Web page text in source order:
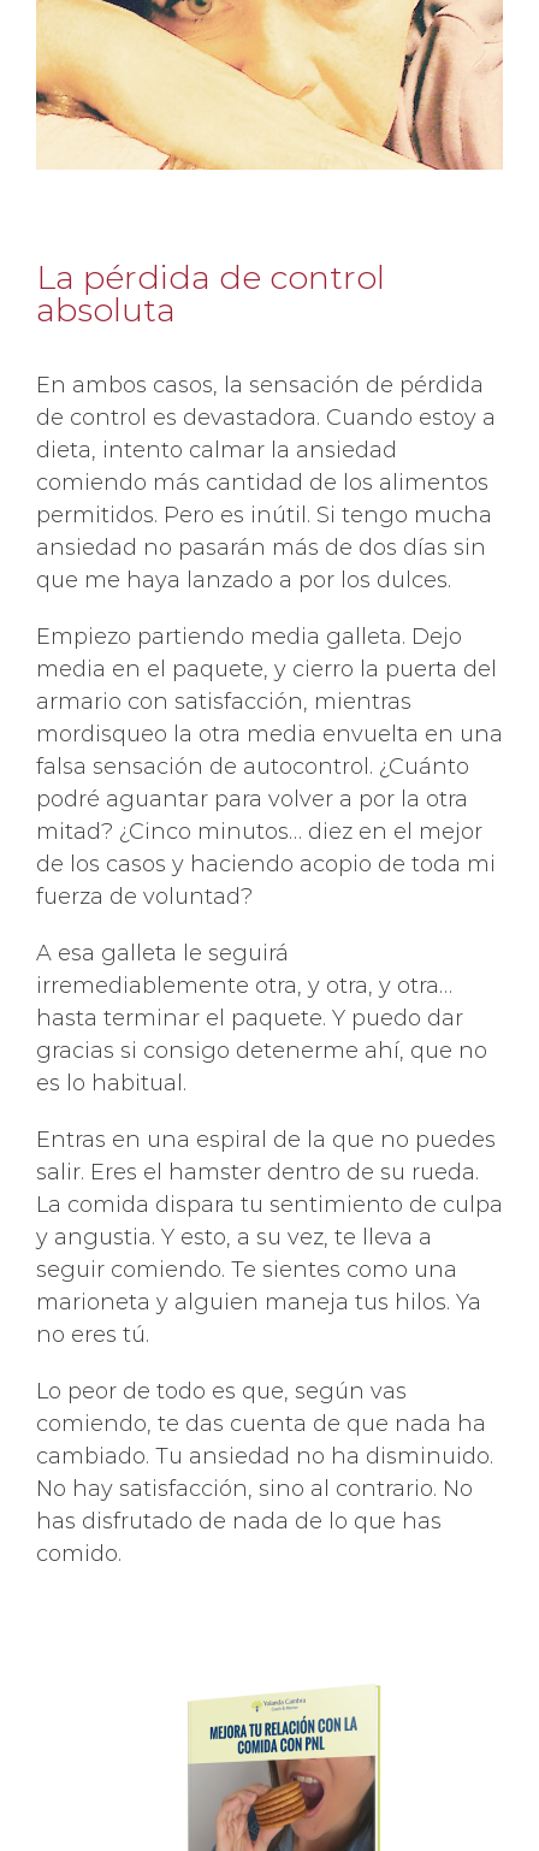
La pérdida de control
absoluta
En ambos casos, la sensación de pérdida
de control es devastadora. Cuando estoy a
dieta, intento calmar la ansiedad
comiendo más cantidad de los alimentos
permitidos. Pero es inútil. Si tengo mucha
ansiedad no pasarán más de dos días sin
que me haya lanzado a por los dulces.
Empiezo partiendo media galleta. Dejo
media en el paquete, y cierro la puerta del
armario con satisfacción, mientras
mordisqueo la otra media envuelta en una
falsa sensación de autocontrol. ¿Cuánto
podré aguantar para volver a por la otra
mitad? ¿Cinco minutos… diez en el mejor
de los casos y haciendo acopio de toda mi
fuerza de voluntad?
A esa galleta le seguirá
irremediablemente otra, y otra, y otra…
hasta terminar el paquete. Y puedo dar
gracias si consigo detenerme ahí, que no
es lo habitual.
Entras en una espiral de la que no puedes
salir. Eres el hamster dentro de su rueda.
La comida dispara tu sentimiento de culpa
y angustia. Y esto, a su vez, te lleva a
seguir comiendo. Te sientes como una
marioneta y alguien maneja tus hilos. Ya
no eres tú.
Lo peor de todo es que, según vas
comiendo, te das cuenta de que nada ha
cambiado. Tu ansiedad no ha disminuido.
No hay satisfacción, sino al contrario. No
has disfrutado de nada de lo que has
comido.